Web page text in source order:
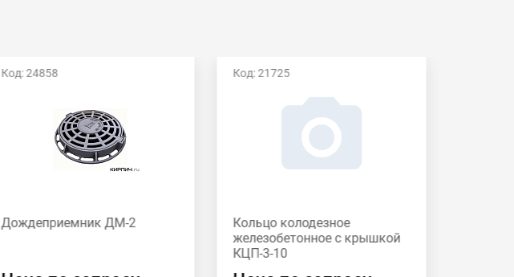
Код: 24858
Дождеприемник ДМ-2
Код: 21725
Кольцо колодезное
железобетонное c крышкой
КЦП-3-10